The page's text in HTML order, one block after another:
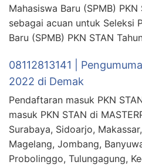
Mahasiswa Baru (SPMB) PKN
sebagai acuan untuk Seleksi
Baru (SPMB) PKN STAN
08112813141 |
2022 di Demak
Pendaftaran masuk PKN
masuk PKN STAN di
Surabaya, Sidoarjo,
Magelang, Jombang,
Probolinggo, Tulungagung,